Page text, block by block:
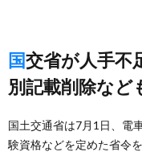
国交省が人手不足受け改正、免許証への性
別記載削除など
国土交通省は7月1日、電
験資格などを定めた省令